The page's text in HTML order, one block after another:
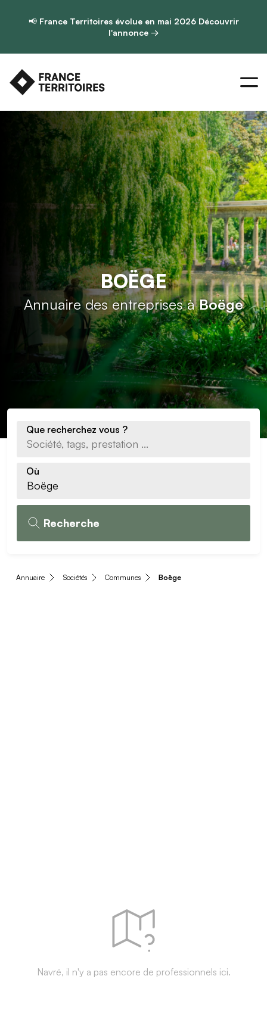
📢 France Territoires évolue en mai 2026 Découvrir
l'annonce →
BOËGE
Annuaire des entreprises àBoëge
Que recherchez vous ?
Où
Recherche
Annuaire Sociétés Communes Boëge
Navré, il n'y a pas encore de professionnels ici.